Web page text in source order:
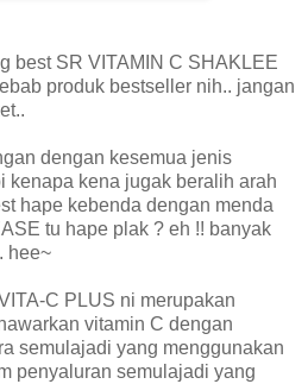
best SR VITAMIN C SHAKLEE
produk bestseller nih.. jangan
dengan kesemua jenis
kenapa kena jugak beralih arah
hape kebenda dengan menda
tu hape plak ? eh !! banyak
hee~
C PLUS ni merupakan
vitamin C dengan
semulajadi yang menggunakan
penyaluran semulajadi yang